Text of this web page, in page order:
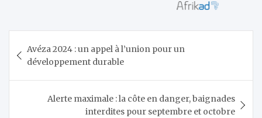
de
l’article
Avéza 2024 : un appel à l’union pour un
développement durable
Alerte maximale : la côte en danger, baignades
interdites pour septembre et octobre